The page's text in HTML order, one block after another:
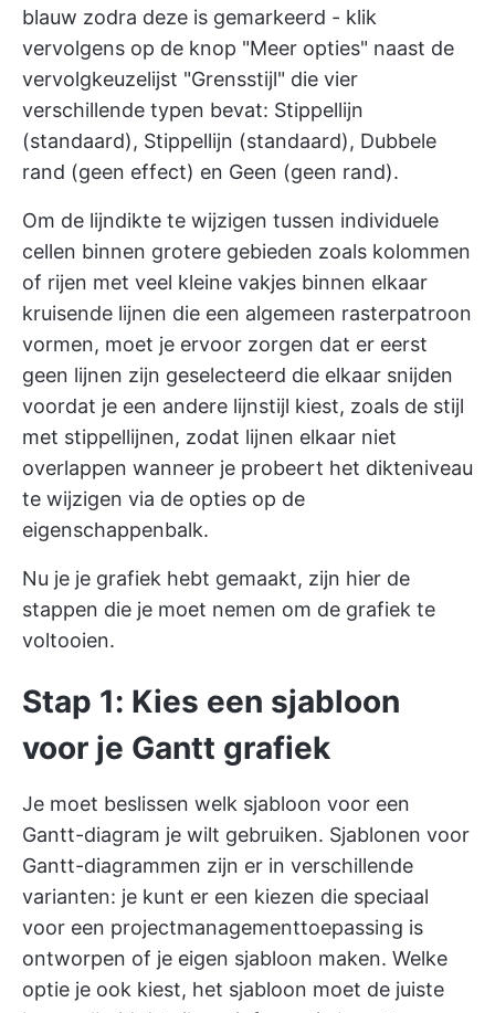
blauw zodra deze is gemarkeerd - klik
vervolgens op de knop "Meer opties" naast de
vervolgkeuzelijst "Grensstijl" die vier
verschillende typen bevat: Stippellijn
(standaard), Stippellijn (standaard), Dubbele
rand (geen effect) en Geen (geen rand).
Om de lijndikte te wijzigen tussen individuele
cellen binnen grotere gebieden zoals kolommen
of rijen met veel kleine vakjes binnen elkaar
kruisende lijnen die een algemeen rasterpatroon
vormen, moet je ervoor zorgen dat er eerst
geen lijnen zijn geselecteerd die elkaar snijden
voordat je een andere lijnstijl kiest, zoals de stijl
met stippellijnen, zodat lijnen elkaar niet
overlappen wanneer je probeert het dikteniveau
te wijzigen via de opties op de
eigenschappenbalk.
Nu je je grafiek hebt gemaakt, zijn hier de
stappen die je moet nemen om de grafiek te
voltooien.
Stap 1: Kies een sjabloon
voor je Gantt grafiek
Je moet beslissen welk sjabloon voor een
Gantt-diagram je wilt gebruiken. Sjablonen voor
Gantt-diagrammen zijn er in verschillende
varianten: je kunt er een kiezen die speciaal
voor een projectmanagementtoepassing is
ontworpen of je eigen sjabloon maken. Welke
optie je ook kiest, het sjabloon moet de juiste